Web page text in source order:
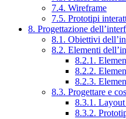
7.4. Wireframe
7.5. Prototipi
8. Progettazione
8.1. Obiettivi
8.2. Elementi
8.2.1.
8.2.2.
8.2.3.
8.3. Progettare e
8.3.1.
8.3.2.